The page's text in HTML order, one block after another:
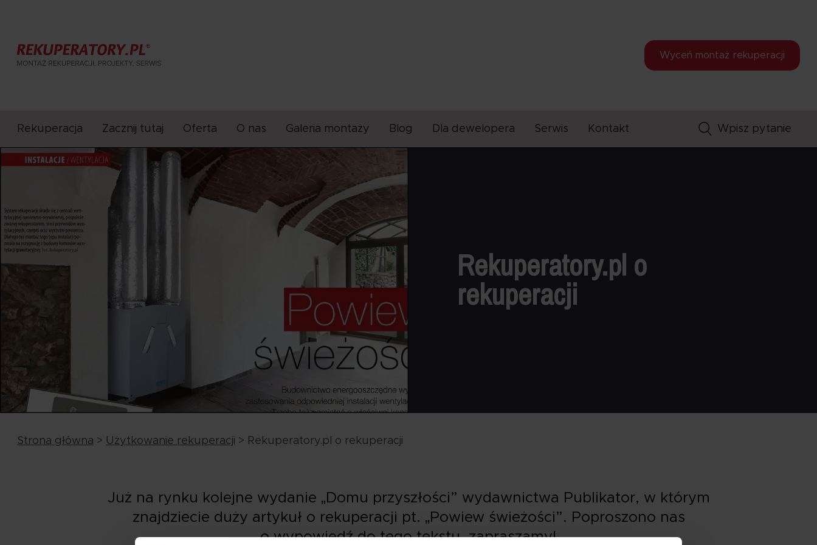
Wyceń montaż rekuperacji
Rekuperacja Zacznij tutaj Oferta O nas Galeria montaży Blog Dla dewelopera Serwis Kontakt
Rekuperatory.pl o
rekuperacji
Strona główna > Użytkowanie rekuperacji > Rekuperatory.pl o rekuperacji
Już na rynku kolejne wydanie „Domu przyszłości” wydawnictwa Publikator, w którym
znajdziecie duży artykuł o rekuperacji pt. „Powiew świeżości”. Poproszono nas
o wypowiedź do tego tekstu, zapraszamy!